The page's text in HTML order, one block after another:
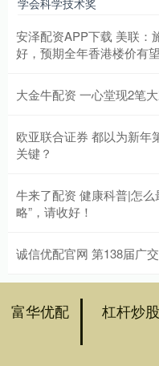
学会科学技术奖
安泽配资APP下载 美联：
好，预期全年香港楼价有
大金牛配资 一心堂现2笔
欧亚联合证券 都以为新年
关键？
牛来了配资 健康科普|怎
略”，请收好！
诚信优配官网 第138届广
富华优配 杠杆炒股